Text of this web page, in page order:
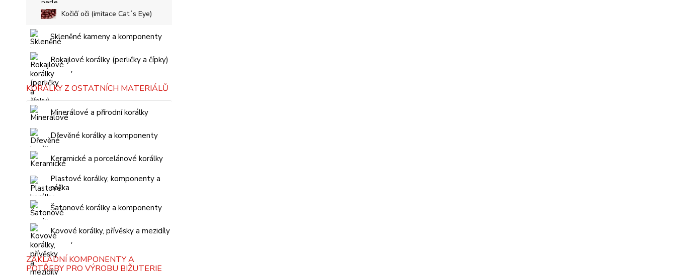
Kočičí oči (imitace Cat´s Eye)
Skleněné kameny a komponenty
Rokajlové korálky (perličky a čípky)
KORÁLKY Z OSTATNÍCH MATERIÁLŮ
Minerálové a přírodní korálky
Dřevěné korálky a komponenty
Keramické a porcelánové korálky
Plastové korálky, komponenty a
céčka
Šatonové korálky a komponenty
Kovové korálky, přívěsky a mezidíly
ZÁKLADNÍ KOMPONENTY A
POTŘEBY PRO VÝROBU BIŽUTERIE